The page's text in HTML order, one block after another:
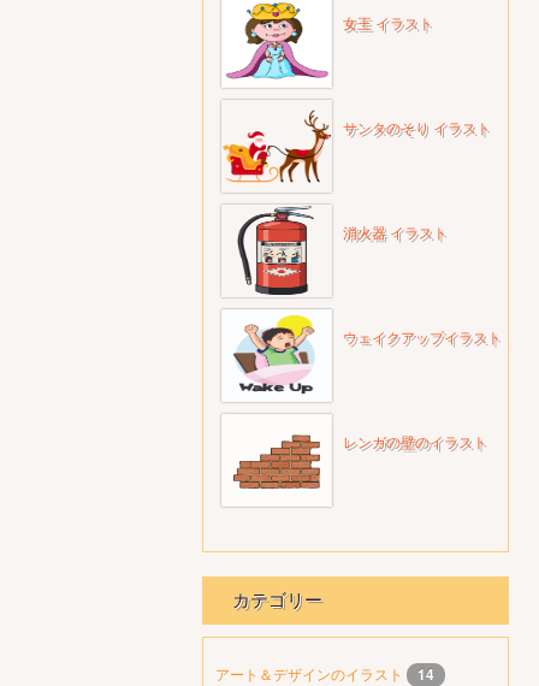
女王 イラスト
サンタのそり イラスト
消火器 イラスト
ウェイクアップイラスト
レンガの壁のイラスト
カテゴリー
アート＆デザインのイラスト 14